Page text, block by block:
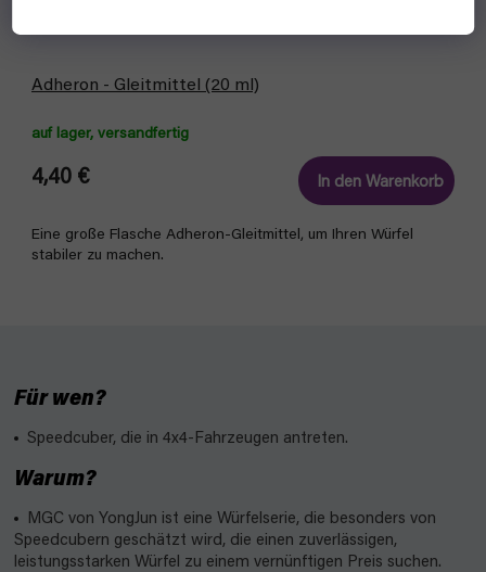
Adheron - Gleitmittel (20 ml)
auf lager, versandfertig
4,40 € In den Warenkorb
Eine große Flasche Adheron-Gleitmittel, um Ihren Würfel
stabiler zu machen.
Für wen?
Speedcuber, die in 4x4-Fahrzeugen antreten.
Warum?
MGC von YongJun ist eine Würfelserie, die besonders von
Speedcubern geschätzt wird, die einen zuverlässigen,
leistungsstarken Würfel zu einem vernünftigen Preis suchen.